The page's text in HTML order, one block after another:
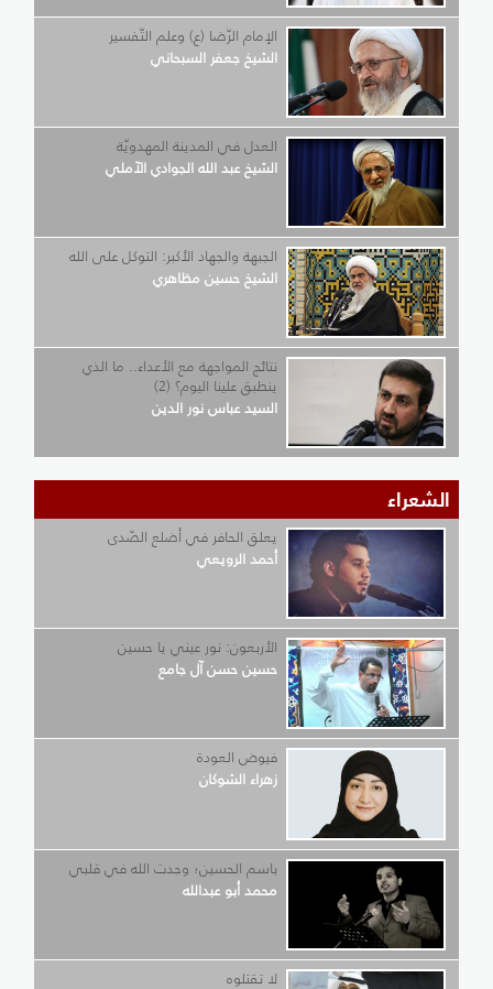
الإمام الرّضا (ع) وعلم التّفسير
الشيخ جعفر السبحاني
العدل في المدينة المهدويّة
الشيخ عبد الله الجوادي الآملي
الجبهة والجهاد الأكبر: التوكل على الله
الشيخ حسين مظاهري
نتائج المواجهة مع الأعداء.. ما الذي
ينطبق علينا اليوم؟ (2)
السيد عباس نور الدين
الشعراء
يعلق الحافر في أضلع الصّدى
أحمد الرويعي
الأربعون: نور عيني يا حسين
حسين حسن آل جامع
فيوض العودة
زهراء الشوكان
باسم الحسين؛ وجدت الله في قلبي
محمد أبو عبدالله
لا تقتلوه